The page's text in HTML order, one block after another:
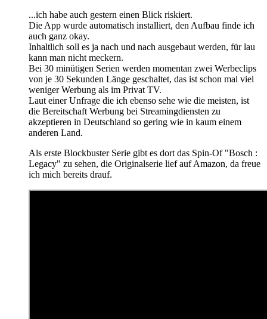
...ich habe auch gestern einen Blick riskiert.
Die App wurde automatisch installiert, den Aufbau finde ich
auch ganz okay.
Inhaltlich soll es ja nach und nach ausgebaut werden, für lau
kann man nicht meckern.
Bei 30 minütigen Serien werden momentan zwei Werbeclips
von je 30 Sekunden Länge geschaltet, das ist schon mal viel
weniger Werbung als im Privat TV.
Laut einer Unfrage die ich ebenso sehe wie die meisten, ist
die Bereitschaft Werbung bei Streamingdiensten zu
akzeptieren in Deutschland so gering wie in kaum einem
anderen Land.
Als erste Blockbuster Serie gibt es dort das Spin-Of "Bosch :
Legacy" zu sehen, die Originalserie lief auf Amazon, da freue
ich mich bereits drauf.